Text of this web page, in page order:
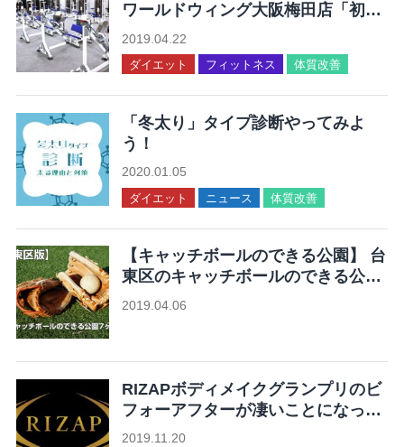
ワールドウィング大阪梅田店「初動
負荷トレーニングが体験できる」
2019.04.22
ダイエット フィットネス 体質改善
「冬太り」タイプ診断やってみよ
う！
2020.01.05
ダイエット ニュース 体質改善
【キャッチボールのできる公園】 台
東区のキャッチボールのできる公園
7ヶ所まとめ
2019.04.06
RIZAPボディメイクグランプリのビ
フォーアフターが凄いことになって
る！
2019.11.20